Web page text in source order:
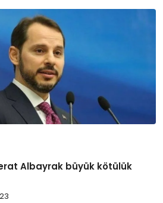
Albayrak büyük kötülük